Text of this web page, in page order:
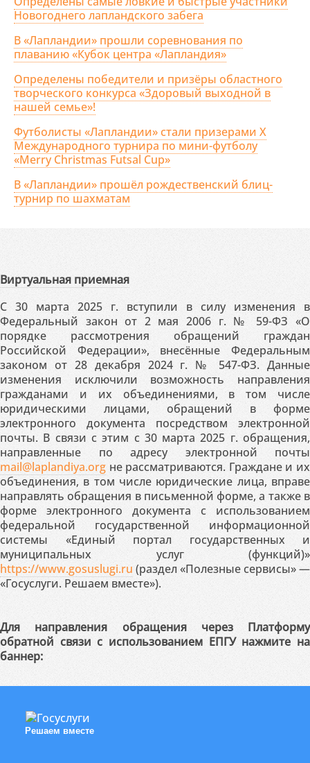
Новогоднего лапландского забега
В «Лапландии» прошли соревнования по
плаванию «Кубок центра «Лапландия»
Определены победители и призёры областного
творческого конкурса «Здоровый выходной в
нашей семье»!
Футболисты «Лапландии» стали призерами X
Международного турнира по мини-футболу
«Merry Christmas Futsal Cup»
В «Лапландии» прошёл рождественский блиц-
турнир по шахматам
Виртуальная приемная
С 30 марта 2025 г. вступили в силу изменения в
Федеральный закон от 2 мая 2006 г. № 59-ФЗ «О
порядке рассмотрения обращений граждан
Российской Федерации», внесённые Федеральным
законом от 28 декабря 2024 г. № 547-ФЗ. Данные
изменения исключили возможность направления
гражданами и их объединениями, в том числе
юридическими лицами, обращений в форме
электронного документа посредством электронной
почты. В связи с этим с 30 марта 2025 г. обращения,
направленные по адресу электронной почты
mail@laplandiya.org не рассматриваются. Граждане и их
объединения, в том числе юридические лица, вправе
направлять обращения в письменной форме, а также в
форме электронного документа с использованием
федеральной государственной информационной
системы «Единый портал государственных и
муниципальных услуг (функций)»
https://www.gosuslugi.ru (раздел «Полезные сервисы» —
«Госуслуги. Решаем вместе»).
Для направления обращения через Платформу
обратной связи с использованием ЕПГУ нажмите на
баннер:
Решаем вместе